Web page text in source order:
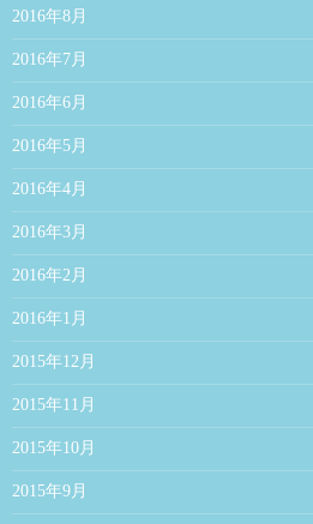
2016年8月
2016年7月
2016年6月
2016年5月
2016年4月
2016年3月
2016年2月
2016年1月
2015年12月
2015年11月
2015年10月
2015年9月